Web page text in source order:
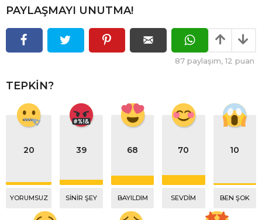
PAYLAŞMAYI UNUTMA!
87 paylaşım,12 puan
TEPKIN?
20
YORUMSUZ
39
SINIR ŞEY
68
BAYILDIM
70
SEVDIM
10
BEN ŞOK